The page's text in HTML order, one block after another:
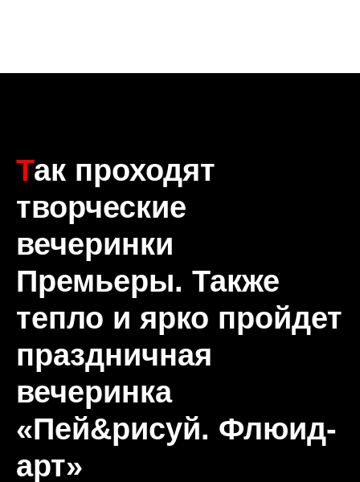
Так проходят
творческие
вечеринки
Премьеры. Также
тепло и ярко пройдет
праздничная
вечеринка
«Пей&рисуй. Флюид-
арт»